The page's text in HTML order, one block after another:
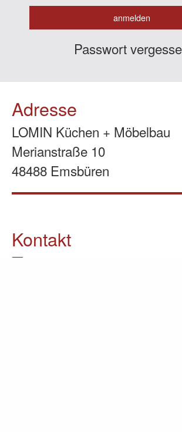
Passwort
Adresse
LOMIN Küchen + Möbelbau
Merianstraße 10
48488 Emsbüren
Kontakt